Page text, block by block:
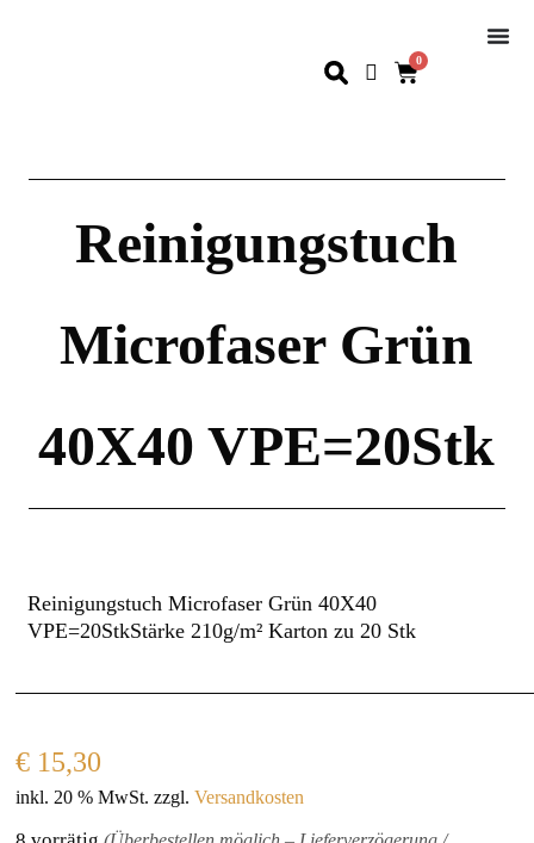
0
Reinigungstuch
Microfaser Grün
40X40 VPE=20Stk
Reinigungstuch Microfaser Grün 40X40
VPE=20StkStärke 210g/m² Karton zu 20 Stk
€ 15,30
inkl. 20 % MwSt. zzgl.Versandkosten